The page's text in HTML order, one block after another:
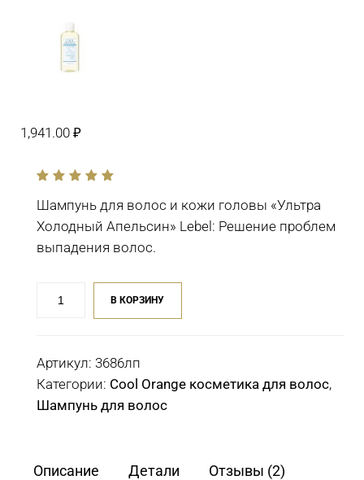
1,941.00 ₽
of
Шампунь для волос и кожи головы «Ультра
Холодный Апельсин» Lebel: Решение проблем
выпадения волос.
для
волос
Lebel
В КОРЗИНУ
Артикул: 3686лп
Категории: Cool Orange косметика для волос,
Шампунь для волос
Описание Детали Отзывы (2)